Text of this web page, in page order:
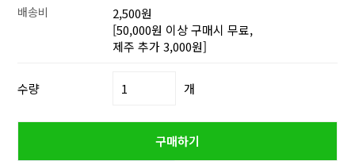
배송비
2,500원
[50,000원 이상 구매시 무료,
제주 추가 3,000원]
수량 개
구매하기